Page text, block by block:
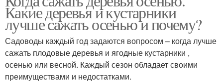
Какие деревья и кустарники
лучше сажать осенью и почему?
Садоводы каждый год задаются вопросом – когда лучше
сажать плодовые деревья и ягодные кустарники ,
осенью или весной. Каждый сезон обладает своими
преимуществами и недостатками.